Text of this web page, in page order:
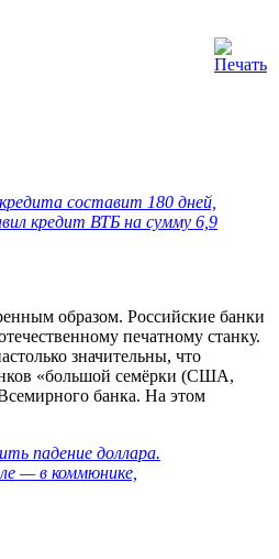
составит 180 дней,
кредит ВТБ на сумму 6,9
образом. Российские банки
печатному станку.
значительны, что
«большой семёрки (США,
банка. На этом
падение доллара.
— в коммюнике,